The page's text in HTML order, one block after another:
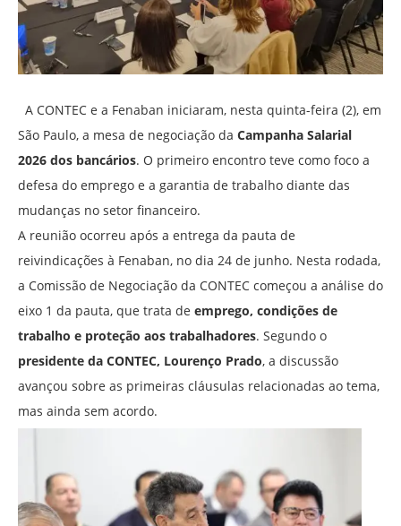
A CONTEC e a Fenaban iniciaram, nesta quinta-feira (2), em
São Paulo, a mesa de negociação da Campanha Salarial
2026 dos bancários. O primeiro encontro teve como foco a
defesa do emprego e a garantia de trabalho diante das
mudanças no setor financeiro.
A reunião ocorreu após a entrega da pauta de
reivindicações à Fenaban, no dia 24 de junho. Nesta rodada,
a Comissão de Negociação da CONTEC começou a análise do
eixo 1 da pauta, que trata de emprego, condições de
trabalho e proteção aos trabalhadores. Segundo o
presidente da CONTEC, Lourenço Prado, a discussão
avançou sobre as primeiras cláusulas relacionadas ao tema,
mas ainda sem acordo.